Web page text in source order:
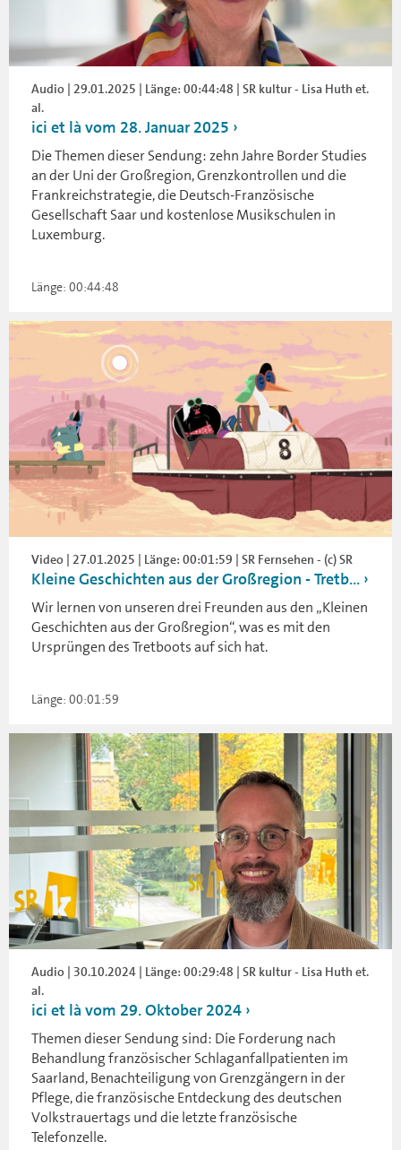
Audio | 29.01.2025 | Länge: 00:44:48 | SR kultur - Lisa Huth et.
al.
ici et là vom 28. Januar 2025
Die Themen dieser Sendung: zehn Jahre Border Studies
an der Uni der Großregion, Grenzkontrollen und die
Frankreichstrategie, die Deutsch-Französische
Gesellschaft Saar und kostenlose Musikschulen in
Luxemburg.
Länge: 00:44:48
Video | 27.01.2025 | Länge: 00:01:59 | SR Fernsehen - (c) SR
Kleine Geschichten aus der Großregion - Tretb...
Wir lernen von unseren drei Freunden aus den „Kleinen
Geschichten aus der Großregion“, was es mit den
Ursprüngen des Tretboots auf sich hat.
Länge: 00:01:59
Audio | 30.10.2024 | Länge: 00:29:48 | SR kultur - Lisa Huth et.
al.
ici et là vom 29. Oktober 2024
Themen dieser Sendung sind: Die Forderung nach
Behandlung französischer Schlaganfallpatienten im
Saarland, Benachteiligung von Grenzgängern in der
Pflege, die französische Entdeckung des deutschen
Volkstrauertags und die letzte französische
Telefonzelle.